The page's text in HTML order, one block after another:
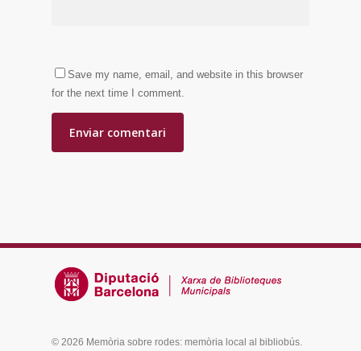
Save my name, email, and website in this browser
for the next time I comment.
© 2026 Memòria sobre rodes: memòria local al bibliobús.